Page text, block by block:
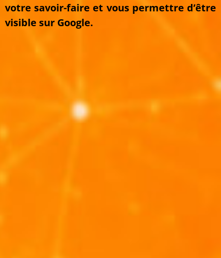
votre savoir-faire et vous permettre d’être
visible sur Google.